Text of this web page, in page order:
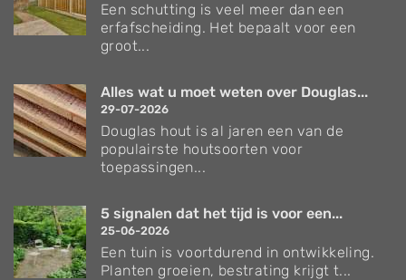
Een schutting is veel meer dan een
erfafscheiding. Het bepaalt voor een
groot...
Alles wat u moet weten over Douglas...
29-07-2026
Douglas hout is al jaren een van de
populairste houtsoorten voor
toepassingen...
5 signalen dat het tijd is voor een...
25-06-2026
Een tuin is voortdurend in ontwikkeling.
Planten groeien, bestrating krijgt t...